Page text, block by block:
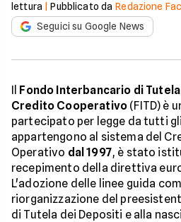
lettura |Pubblicato da Redazione
Seguici su Google News
Il Fondo Interbancario di
Credito Cooperativo (FITD) è
partecipato per legge da tutti
appartengono al sistema del
Operativo dal 1997, è stato
recepimento della direttiva
L'adozione delle linee guida
riorganizzazione del
di Tutela dei Depositi e alla